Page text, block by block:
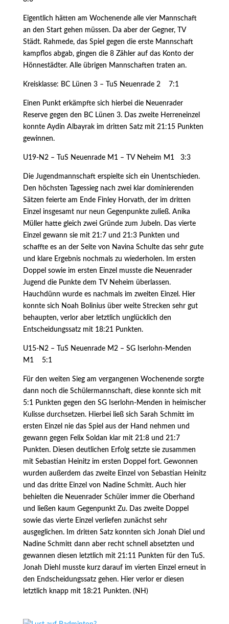
Eigentlich hätten am Wochenende alle vier Mannschaft
an den Start gehen müssen. Da aber der Gegner, TV
Städt. Rahmede, das Spiel gegen die erste Mannschaft
kampflos abgab, gingen die 8 Zähler auf das Konto der
Hönnestädter. Alle übrigen Mannschaften traten an.
Kreisklasse: BC Lünen 3 – TuS Neuenrade 2 7:1
Einen Punkt erkämpfte sich hierbei die Neuenrader
Reserve gegen den BC Lünen 3. Das zweite Herreneinzel
konnte Aydin Albayrak im dritten Satz mit 21:15 Punkten
gewinnen.
U19-N2 – TuS Neuenrade M1 – TV Neheim M1 3:3
Die Jugendmannschaft erspielte sich ein Unentschieden.
Den höchsten Tagessieg nach zwei klar dominierenden
Sätzen feierte am Ende Finley Horvath, der im dritten
Einzel insgesamt nur neun Gegenpunkte zuließ. Anika
Müller hatte gleich zwei Gründe zum Jubeln. Das vierte
Einzel gewann sie mit 21:7 und 21:3 Punkten und
schaffte es an der Seite von Navina Schulte das sehr gute
und klare Ergebnis nochmals zu wiederholen. Im ersten
Doppel sowie im ersten Einzel musste die Neuenrader
Jugend die Punkte dem TV Neheim überlassen.
Hauchdünn wurde es nachmals im zweiten Einzel. Hier
konnte sich Noah Bolinius über weite Strecken sehr gut
behaupten, verlor aber letztlich unglücklich den
Entscheidungssatz mit 18:21 Punkten.
U15-N2 – TuS Neuenrade M2 – SG Iserlohn-Menden
M1 5:1
Für den weiten Sieg am vergangenen Wochenende sorgte
dann noch die Schülermannschaft, diese konnte sich mit
5:1 Punkten gegen den SG Iserlohn-Menden in heimischer
Kulisse durchsetzen. Hierbei ließ sich Sarah Schmitt im
ersten Einzel nie das Spiel aus der Hand nehmen und
gewann gegen Felix Soldan klar mit 21:8 und 21:7
Punkten. Diesen deutlichen Erfolg setzte sie zusammen
mit Sebastian Heinitz im ersten Doppel fort. Gewonnen
wurden außerdem das zweite Einzel von Sebastian Heinitz
und das dritte Einzel von Nadine Schmitt. Auch hier
behielten die Neuenrader Schüler immer die Oberhand
und ließen kaum Gegenpunkt Zu. Das zweite Doppel
sowie das vierte Einzel verliefen zunächst sehr
ausgeglichen. Im dritten Satz konnten sich Jonah Diel und
Nadine Schmitt dann aber recht schnell absetzten und
gewannen diesen letztlich mit 21:11 Punkten für den TuS.
Jonah Diehl musste kurz darauf im vierten Einzel erneut in
den Endscheidungssatz gehen. Hier verlor er diesen
letztlich knapp mit 18:21 Punkten. (NH)